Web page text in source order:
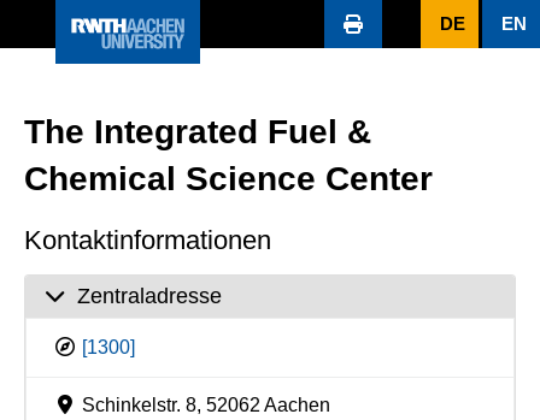
DE EN
The Integrated Fuel &
Chemical Science Center
Kontaktinformationen
Zentraladresse
[1300]
Schinkelstr. 8, 52062 Aachen